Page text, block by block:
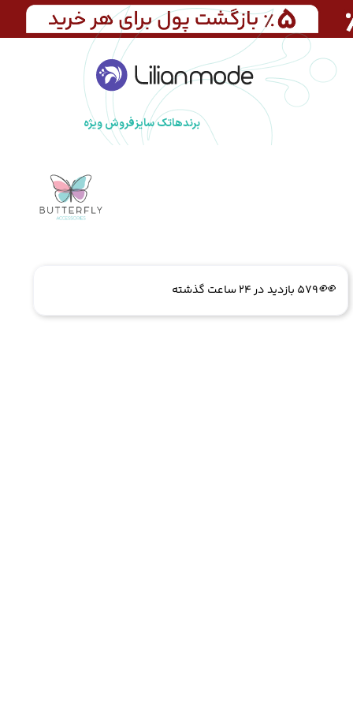
برندهاتک سایزفروش ویژه
👀579 بازدید در ۲۴ ساعت گذشته